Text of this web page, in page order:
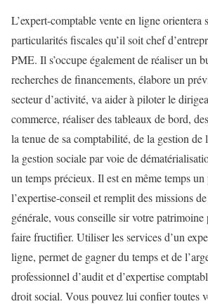
L’expert-comptable vente en ligne orientera
particularités fiscales qu’il soit chef
PME. Il s’occupe également de réaliser un
recherches de financements, élabore un
secteur d’activité, va aider à piloter le
commerce, réaliser des tableaux de bord,
la tenue de sa comptabilité, de la gestion de
la gestion sociale par voie de
un temps précieux. Il est en même temps
l’expertise-conseil et remplit des missions
générale, vous conseille sir votre
faire fructifier. Utiliser les services d’un
ligne, permet de gagner du temps et de
professionnel d’audit et d’expertise
droit social. Vous pouvez lui confier toutes